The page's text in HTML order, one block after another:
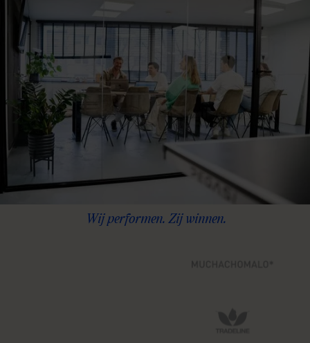
Wij performen. Zij winnen.